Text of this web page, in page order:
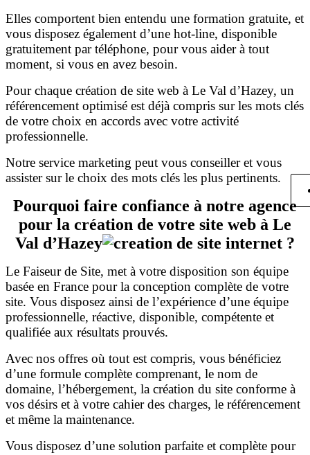
Elles comportent bien entendu une formation gratuite, et
vous disposez également d’une hot-line, disponible
gratuitement par téléphone, pour vous aider à tout
moment, si vous en avez besoin.
Pour chaque création de site web à Le Val d’Hazey, un
référencement optimisé est déjà compris sur les mots clés
de votre choix en accords avec votre activité
professionnelle.
Notre service marketing peut vous conseiller et vous
assister sur le choix des mots clés les plus pertinents.
Pourquoi faire confiance à notre agence
pour la création de votre site web à Le
Val d’Hazey
?
Le Faiseur de Site, met à votre disposition son équipe
basée en France pour la conception complète de votre
site. Vous disposez ainsi de l’expérience d’une équipe
professionnelle, réactive, disponible, compétente et
qualifiée aux résultats prouvés.
Avec nos offres où tout est compris, vous bénéficiez
d’une formule complète comprenant, le nom de
domaine, l’hébergement, la création du site conforme à
vos désirs et à votre cahier des charges, le référencement
et même la maintenance.
Vous disposez d’une solution parfaite et complète pour